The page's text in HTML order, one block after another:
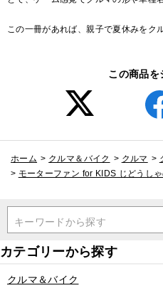
この一冊があれば、親子で夏休みをク
この商品を
ホーム > クルマ＆バイク > クルマ >
> モーターファン for KIDS じどうし
キーワードから探す
クルマ＆バイク